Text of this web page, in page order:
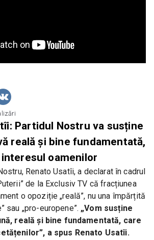
Partidul Nostru va susține
reală și bine fundamentată,
oamenilor
Renato Usatîi, a declarat în cadrul
de la Exclusiv TV că fracțiunea
o opoziție „reală”, nu una împărțită
sau „pro-europene”. „Vom susține
reală și bine fundamentată, care
a spus Renato Usatîi.